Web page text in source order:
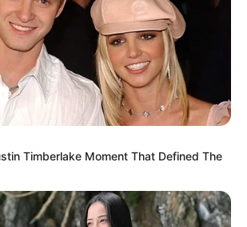
Timberlake Moment That Defined The